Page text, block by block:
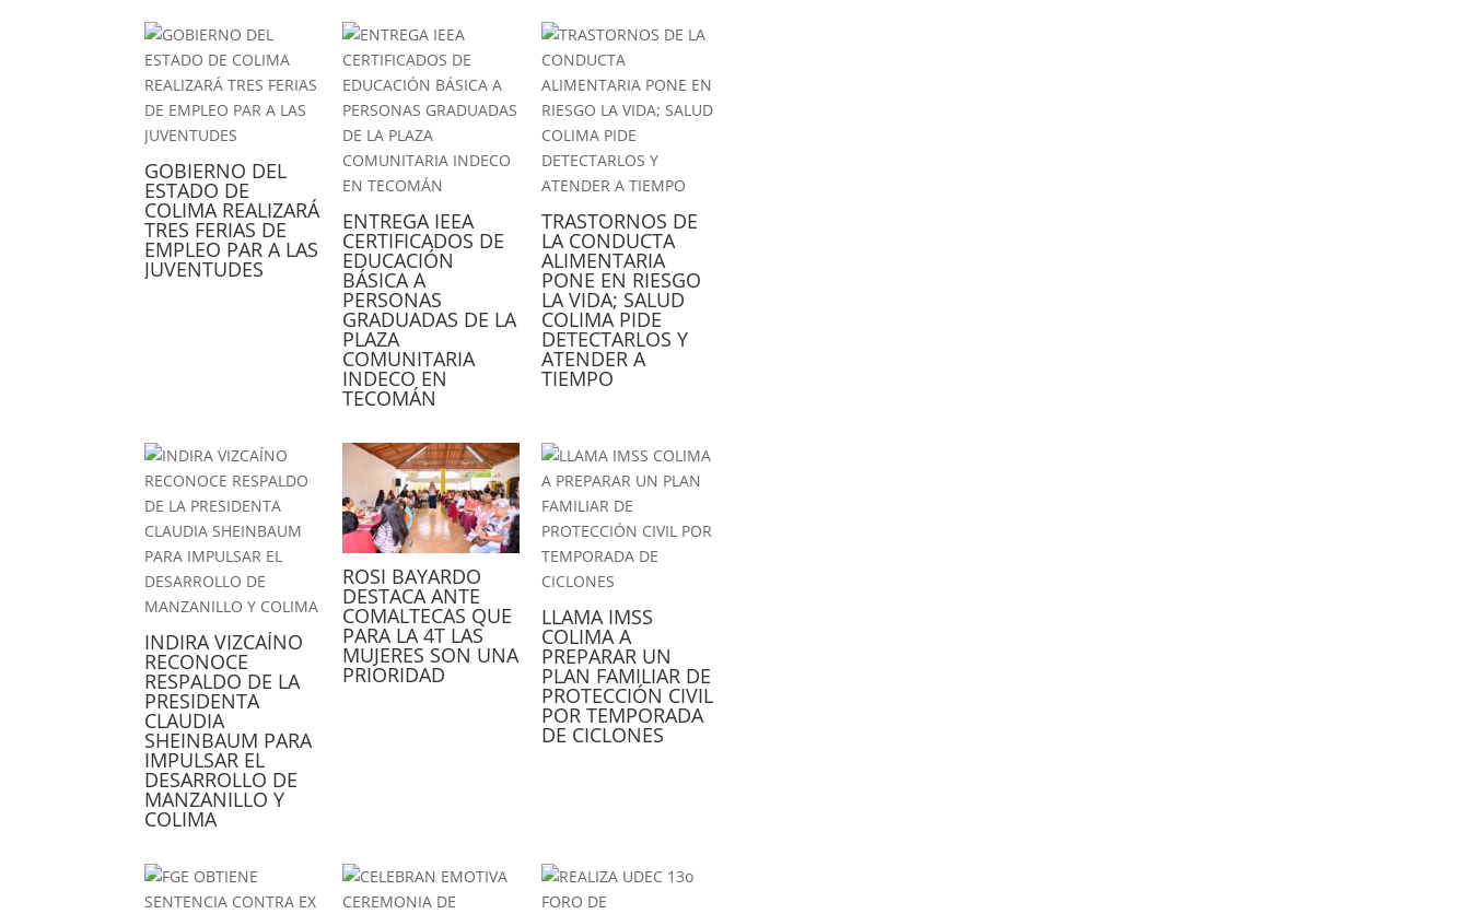
GOBIERNO DEL
ESTADO DE
COLIMA REALIZARÁ
TRES FERIAS DE
EMPLEO PAR A LAS
JUVENTUDES
ENTREGA IEEA
CERTIFICADOS DE
EDUCACIÓN
BÁSICA A
PERSONAS
GRADUADAS DE LA
PLAZA
COMUNITARIA
INDECO EN
TECOMÁN
TRASTORNOS DE
LA CONDUCTA
ALIMENTARIA
PONE EN RIESGO
LA VIDA; SALUD
COLIMA PIDE
DETECTARLOS Y
ATENDER A
TIEMPO
INDIRA VIZCAÍNO
RECONOCE
RESPALDO DE LA
PRESIDENTA
CLAUDIA
SHEINBAUM PARA
IMPULSAR EL
DESARROLLO DE
MANZANILLO Y
COLIMA
ROSI BAYARDO
DESTACA ANTE
COMALTECAS QUE
PARA LA 4T LAS
MUJERES SON UNA
PRIORIDAD
LLAMA IMSS
COLIMA A
PREPARAR UN
PLAN FAMILIAR DE
PROTECCIÓN CIVIL
POR TEMPORADA
DE CICLONES